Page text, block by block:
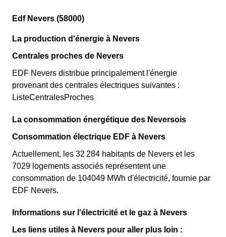
Edf Nevers (58000)
La production d'énergie à Nevers
Centrales proches de Nevers
EDF Nevers distribue principalement l'énergie
provenant des centrales électriques suivantes :
ListeCentralesProches
La consommation énergétique des Neversois
Consommation électrique EDF à Nevers
Actuellement, les 32 284 habitants de Nevers et les
7029 logements associés représentent une
consommation de 104049 MWh d'électricité, fournie par
EDF Nevers.
Informations sur l'électricité et le gaz à Nevers
Les liens utiles à Nevers pour aller plus loin :